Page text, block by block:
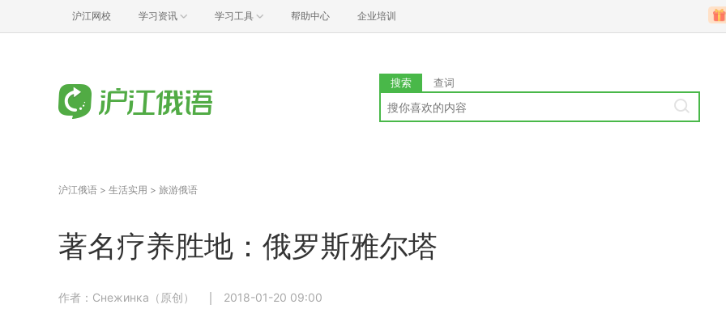
沪江网校 学习资讯 学习工具 帮助中心 企业培训
搜索 查词
沪江俄语 > 生活实用 > 旅游俄语
著名疗养胜地：俄罗斯雅尔塔
作者：Снежинка（原创） 2018-01-20 09:00